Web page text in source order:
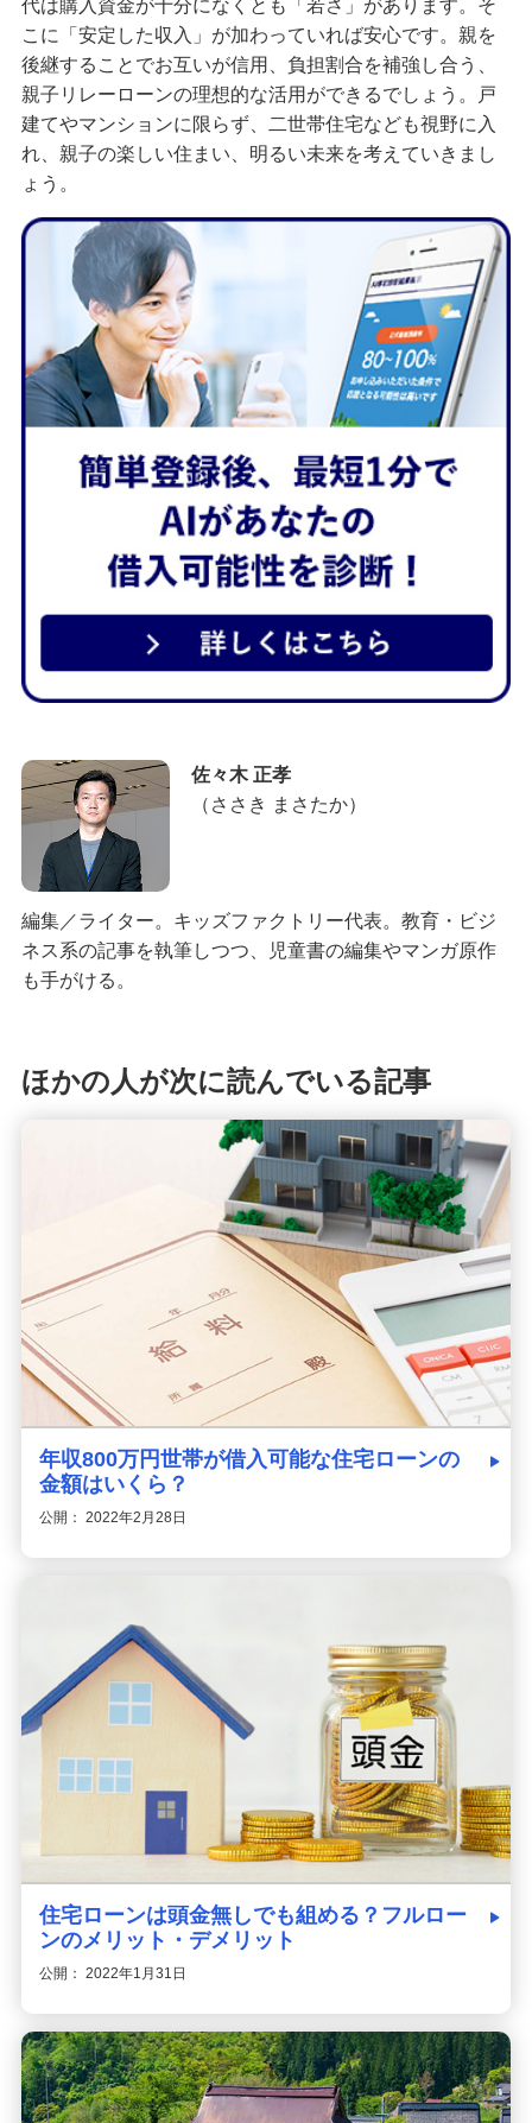
代は購入資金が十分になくとも「若さ」があります。そ
こに「安定した収入」が加わっていれば安心です。親を
後継することでお互いが信用、負担割合を補強し合う、
親子リレーローンの理想的な活用ができるでしょう。戸
建てやマンションに限らず、二世帯住宅なども視野に入
れ、親子の楽しい住まい、明るい未来を考えていきまし
ょう。
佐々木 正孝
（ささき まさたか）
編集／ライター。キッズファクトリー代表。教育・ビジ
ネス系の記事を執筆しつつ、児童書の編集やマンガ原作
も手がける。
ほかの人が次に読んでいる記事
年収800万円世帯が借入可能な住宅ローンの
金額はいくら？
公開： 2022年2月28日
住宅ローンは頭金無しでも組める？フルロー
ンのメリット・デメリット
公開： 2022年1月31日